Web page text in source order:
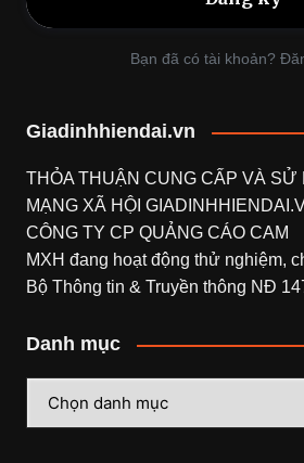
Bạn đã có tài khoản?
Giadinhhiendai.vn
THỎA THUẬN CUNG CẤP VÀ SỬ
MẠNG XÃ HỘI
CÔNG TY CP QUẢNG CÁO CAM
MXH đang hoạt động thử nghiệm,
Bộ Thông tin & Truyền thông NĐ
Danh mục
mục